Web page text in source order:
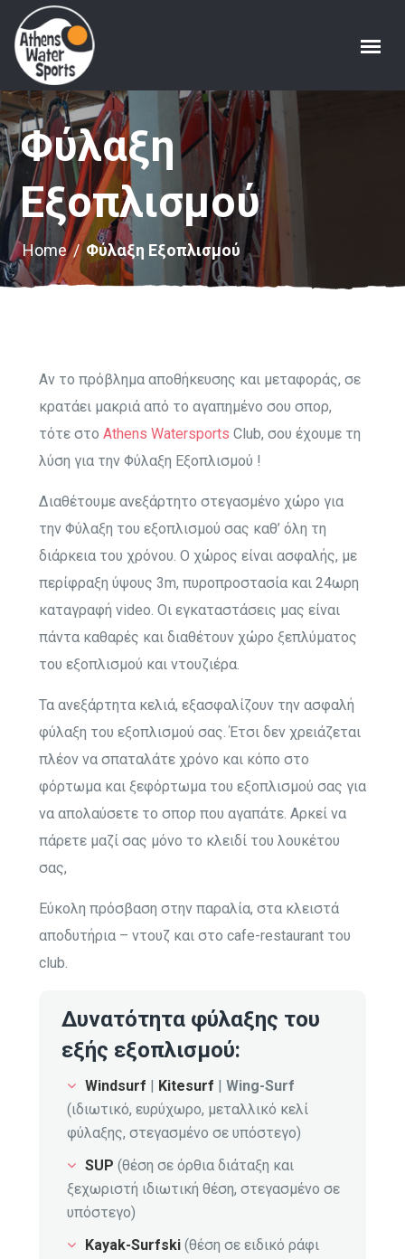
Φύλαξη
Εξοπλισμού
Home/Φύλαξη Εξοπλισμού
Αν το πρόβλημα αποθήκευσης και μεταφοράς, σε
κρατάει μακριά από το αγαπημένο σου σπορ,
τότε στο Athens Watersports Club, σου έχουμε τη
λύση για την Φύλαξη Εξοπλισμού !
Διαθέτουμε ανεξάρτητο στεγασμένο χώρο για
την Φύλαξη του εξοπλισμού σας καθ’ όλη τη
διάρκεια του χρόνου. Ο χώρος είναι ασφαλής, με
περίφραξη ύψους 3m, πυροπροστασία και 24ωρη
καταγραφή video. Οι εγκαταστάσεις μας είναι
πάντα καθαρές και διαθέτουν χώρο ξεπλύματος
του εξοπλισμού και ντουζιέρα.
Τα ανεξάρτητα κελιά, εξασφαλίζουν την ασφαλή
φύλαξη του εξοπλισμού σας. Έτσι δεν χρειάζεται
πλέον να σπαταλάτε χρόνο και κόπο στο
φόρτωμα και ξεφόρτωμα του εξοπλισμού σας για
να απολαύσετε το σπορ που αγαπάτε. Αρκεί να
πάρετε μαζί σας μόνο το κλειδί του λουκέτου
σας,
Εύκολη πρόσβαση στην παραλία, στα κλειστά
αποδυτήρια – ντουζ και στο cafe-restaurant του
club.
Δυνατότητα φύλαξης του
εξής εξοπλισμού:
Windsurf | Kitesurf | Wing-Surf
(ιδιωτικό, ευρύχωρο, μεταλλικό κελί
φύλαξης, στεγασμένο σε υπόστεγο)
SUP (θέση σε όρθια διάταξη και
ξεχωριστή ιδιωτική θέση, στεγασμένο σε
υπόστεγο)
Kayak-Surfski(θέση σε ειδικό ράφι